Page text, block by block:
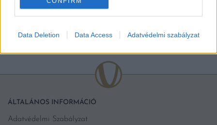
Data Deletion Data Access Adatvédelmi szabályzat
BŐVEBBEN
ÁLTALÁNOS INFORMÁCIÓ
Adatvédelmi Szabályzat